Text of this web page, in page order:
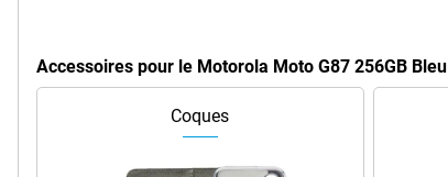
Accessoires pour le Motorola Moto G87 256GB Bleu
Coques